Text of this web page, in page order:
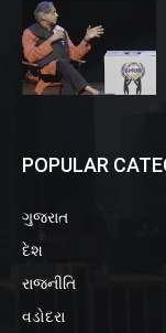
POPULAR
ગુજરાત
દેશ
રાજનીતિ
વડોદરા